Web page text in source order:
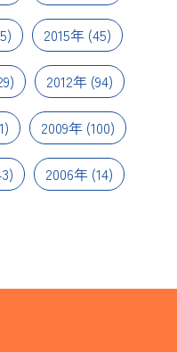
2015年(45)
2012年 (94)
2009年(100)
2006年(14)